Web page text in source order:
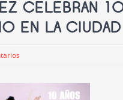
CELEBRAN 10
EN LA